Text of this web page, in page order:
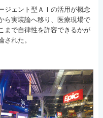
ジェント型ＡＩの活用が概念
ら実装論へ移り、医療現場で
まで自律性を許容できるかが
された。